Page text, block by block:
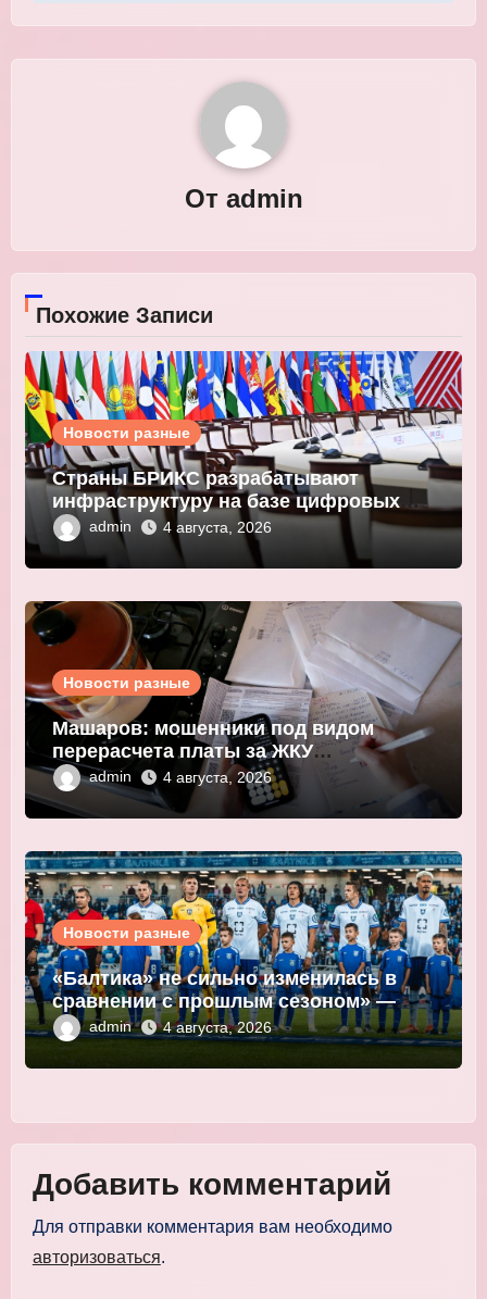
От admin
Похожие Записи
Новости разные
Страны БРИКС разрабатывают
инфраструктуру на базе цифровых
валют центробанков
admin 4 августа, 2026
Новости разные
Машаров: мошенники под видом
перерасчета платы за ЖКУ
выманивают персональные данные
admin 4 августа, 2026
Новости разные
«Балтика» не сильно изменилась в
сравнении с прошлым сезоном» —
Морadmin 4 августа, 2026
Добавить комментарий
Для отправки комментария вам необходимо
авторизоваться.